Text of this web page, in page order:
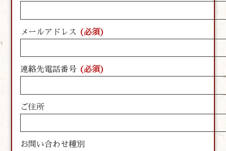
メールアドレス (必須)
連絡先電話番号 (必須)
ご住所
お問い合わせ種別